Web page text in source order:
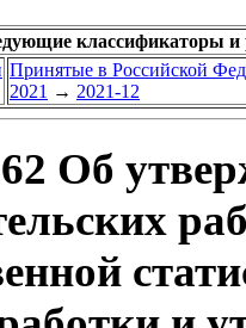
классификаторы и
Принятые в Российской
2021 → 2021-12
Об